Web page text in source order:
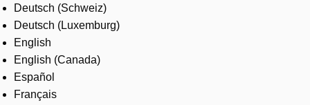
Where to buy
Contact us
Careers
Deutsch (Schweiz)
Deutsch (Luxemburg)
English
English (Canada)
Español
Français